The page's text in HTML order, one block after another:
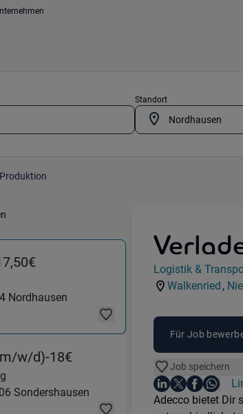
Standort
Produktion
(Logistik & Transport) in 37445
Nordhausen
w/d)-18€ (Technik &
Sondershausen
Jobdetails
Kategorie:
Logistik &
Standorte:
Walkenried ,
Für Job
Job speichern
Teile diesen Job
Auf LinkedIn teilen
Auf X teilen
Auf
Auf
Einleitung
Adecco bietet Dir